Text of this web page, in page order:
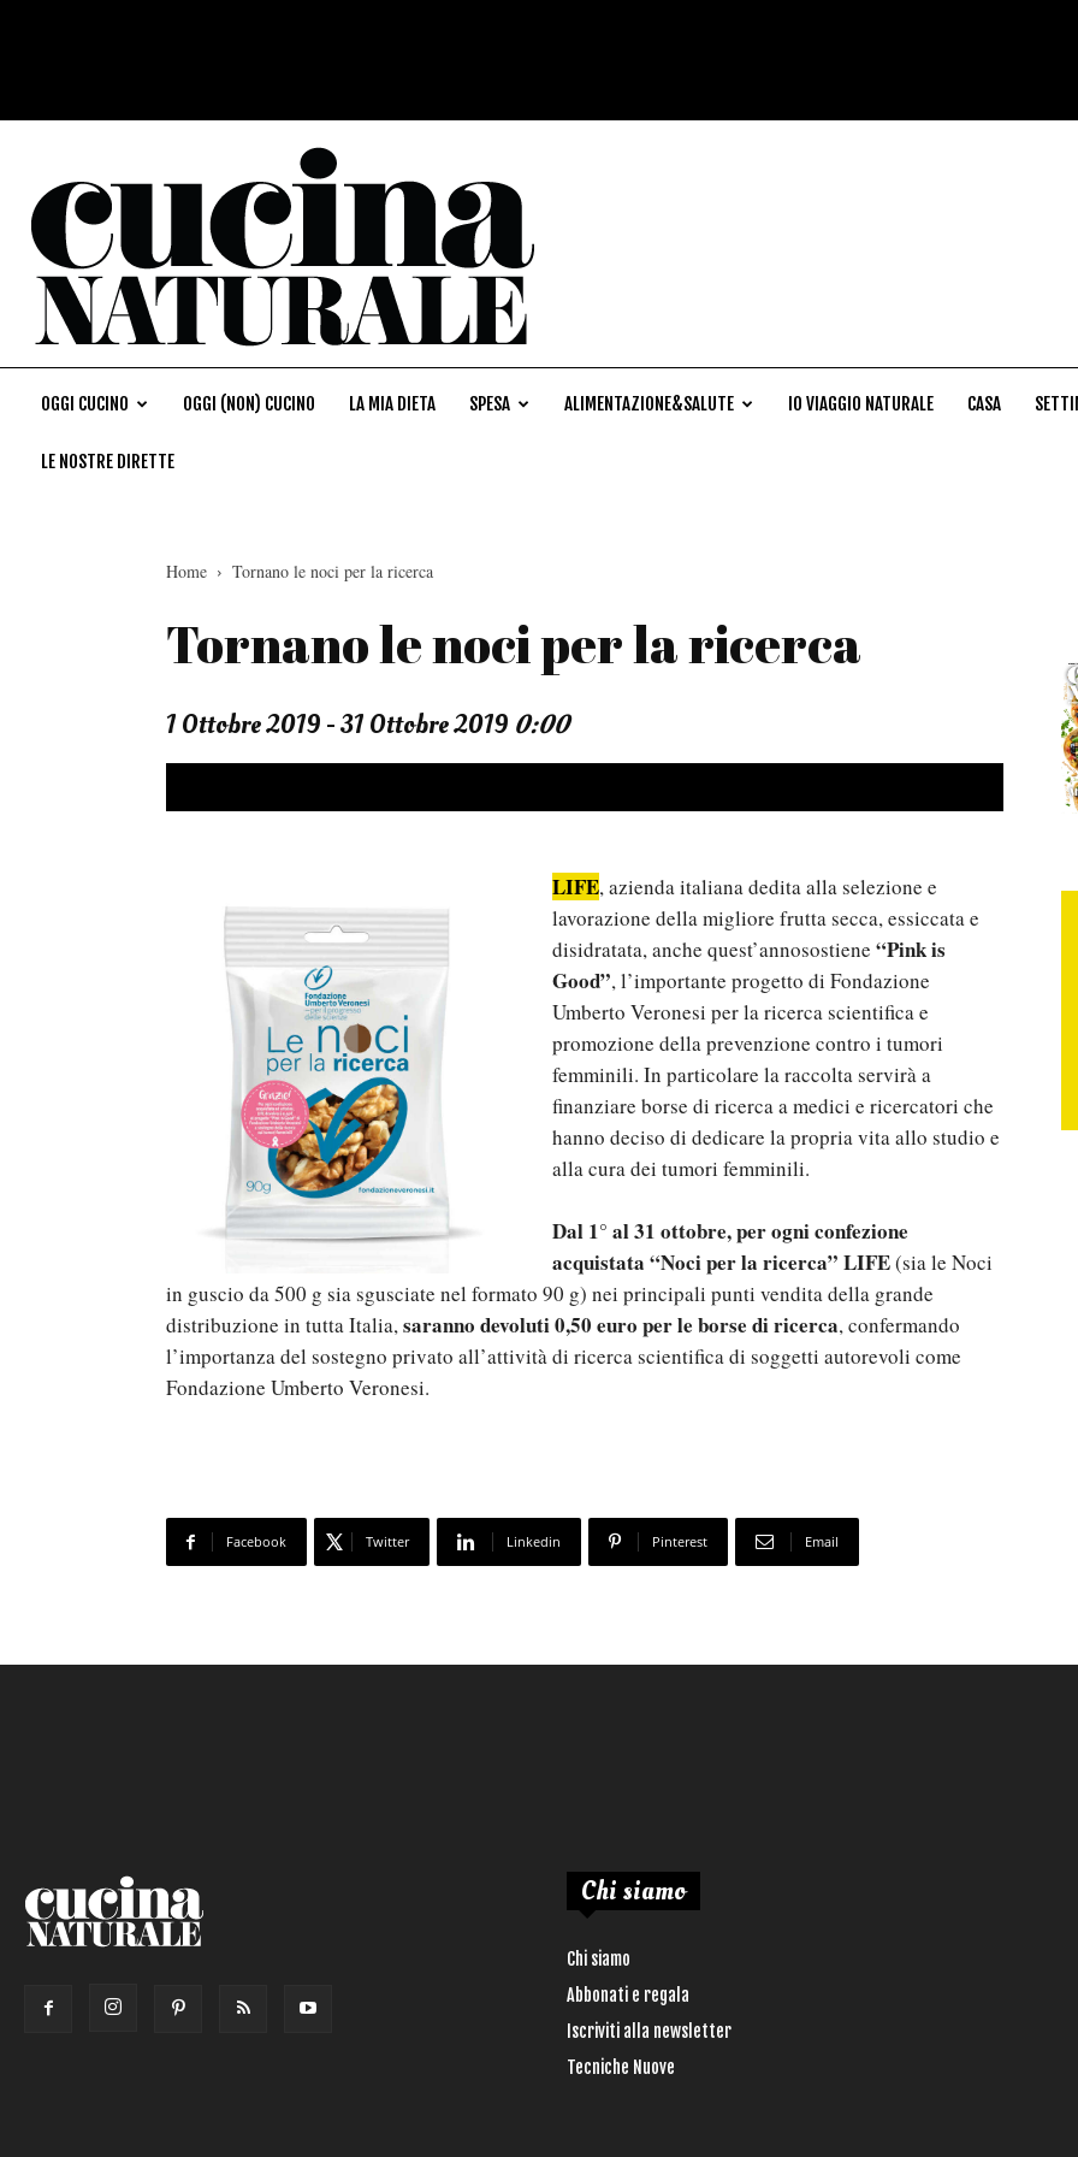
OGGI CUCINO OGGI (NON) CUCINO LA MIA DIETA SPESA ALIMENTAZIONE&SALUTE IO VIAGGIO NATURALE CASA
LE NOSTRE DIRETTE
Home Tornano le noci per la ricerca
Tornano le noci per la ricerca
1 Ottobre 2019 - 31 Ottobre 2019 0:00
LIFE, azienda italiana dedita alla selezione e
lavorazione della migliore frutta secca, essiccata e
disidratata, anche quest’annosostiene “Pink is
Good”, l’importante progetto di Fondazione
Umberto Veronesi per la ricerca scientifica e
promozione della prevenzione contro i tumori
femminili. In particolare la raccolta servirà a
finanziare borse di ricerca a medici e ricercatori che
hanno deciso di dedicare la propria vita allo studio e
alla cura dei tumori femminili.
Dal 1° al 31 ottobre, per ogni confezione
acquistata “Noci per la ricerca” LIFE(sia le Noci
in guscio da 500 g sia sgusciate nel formato 90 g) nei principali punti vendita della grande
distribuzione in tutta Italia,saranno devoluti 0,50 euro per le borse di ricerca, confermando
l’importanza del sostegno privato all’attività di ricerca scientifica di soggetti autorevoli come
Fondazione Umberto Veronesi.
Facebook Twitter Linkedin Pinterest Email
Chi siamo
Chi siamo
Abbonati e regala
Iscriviti alla newsletter
Tecniche Nuove